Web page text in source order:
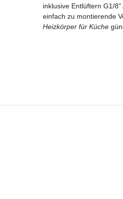
inklusive Entlüftern G1/
einfach zu montierende
Heizkörper für Küche